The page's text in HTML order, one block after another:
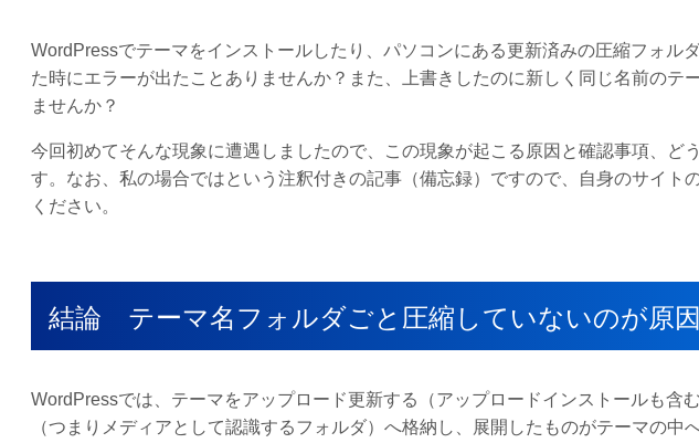
WordPressでテーマをインストールしたり、パソコンにある更新済みの圧縮フォル
た時にエラーが出たことありませんか？また、上書きしたのに新しく同じ名前のテ
ませんか？
今回初めてそんな現象に遭遇しましたので、この現象が起こる原因と確認事項、ど
す。なお、私の場合ではという注釈付きの記事（備忘録）ですので、自身のサイト
ください。
結論 テーマ名フォルダごと圧縮していないのが原因
WordPressでは、テーマをアップロード更新する（アップロードインストールも含
（つまりメディアとして認識するフォルダ）へ格納し、展開したものがテーマの中